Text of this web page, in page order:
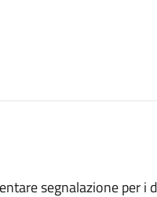
segnalazione per i